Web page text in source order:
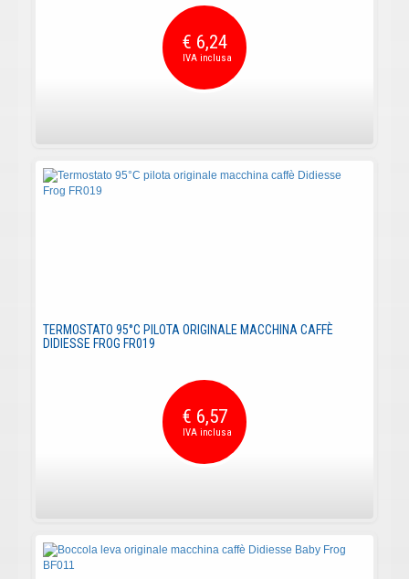
€ 6,24
TERMOSTATO 95°C PILOTA ORIGINALE MACCHINA CAFFÈ
DIDIESSE FROG FR019
€ 6,57